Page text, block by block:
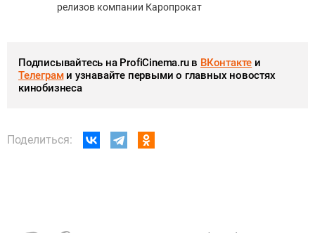
релизов компании Каропрокат
Подписывайтесь на ProfiCinema.ru в ВКонтакте и
Телеграми узнавайте первыми о главных новостях
кинобизнеса
Поделиться: